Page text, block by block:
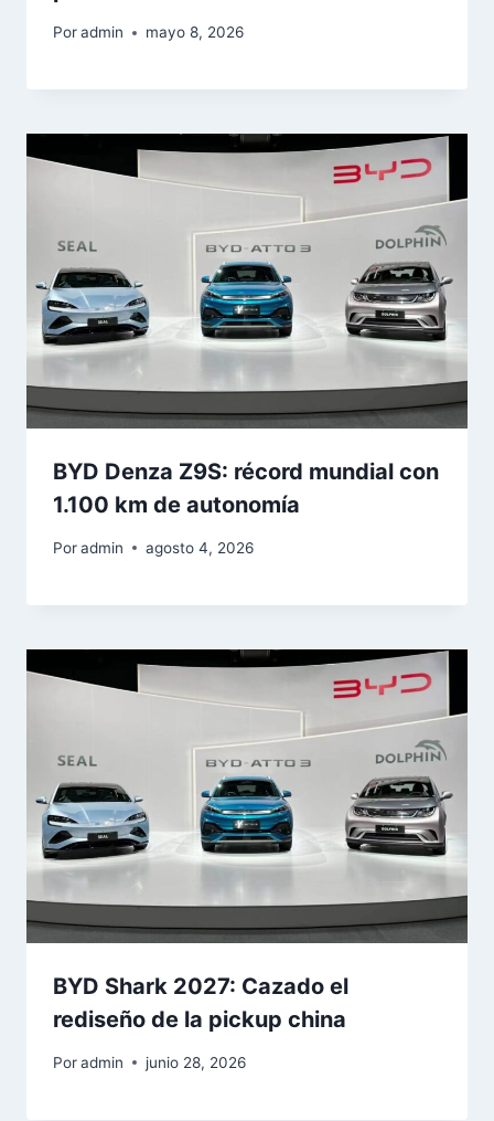
Poradmin mayo 8, 2026
BYD Denza Z9S: récord mundial con
1.100 km de autonomía
Poradmin agosto 4, 2026
BYD Shark 2027: Cazado el
rediseño de la pickup china
Poradmin junio 28, 2026